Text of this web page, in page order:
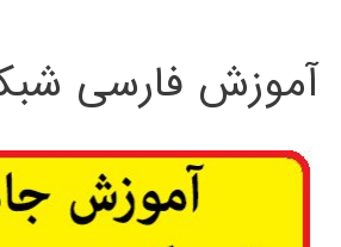
آموزش فارسی